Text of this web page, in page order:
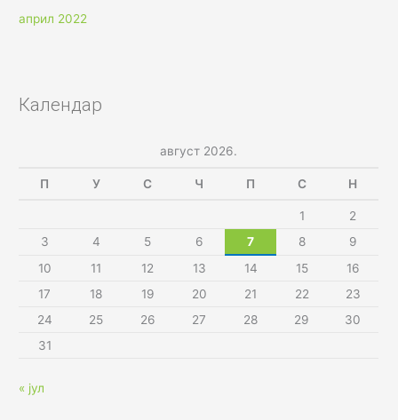
април 2022
Календар
август 2026.
П У С Ч П С Н
1
2
3
4 5 6 7 8
9
10
11 12 13 14 15
16
17
18 19 20 21 22
23
24
25 26 27 28 29
30
31
« јул